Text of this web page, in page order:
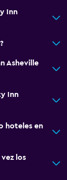
Inn
Asheville
Inn
hoteles en
los